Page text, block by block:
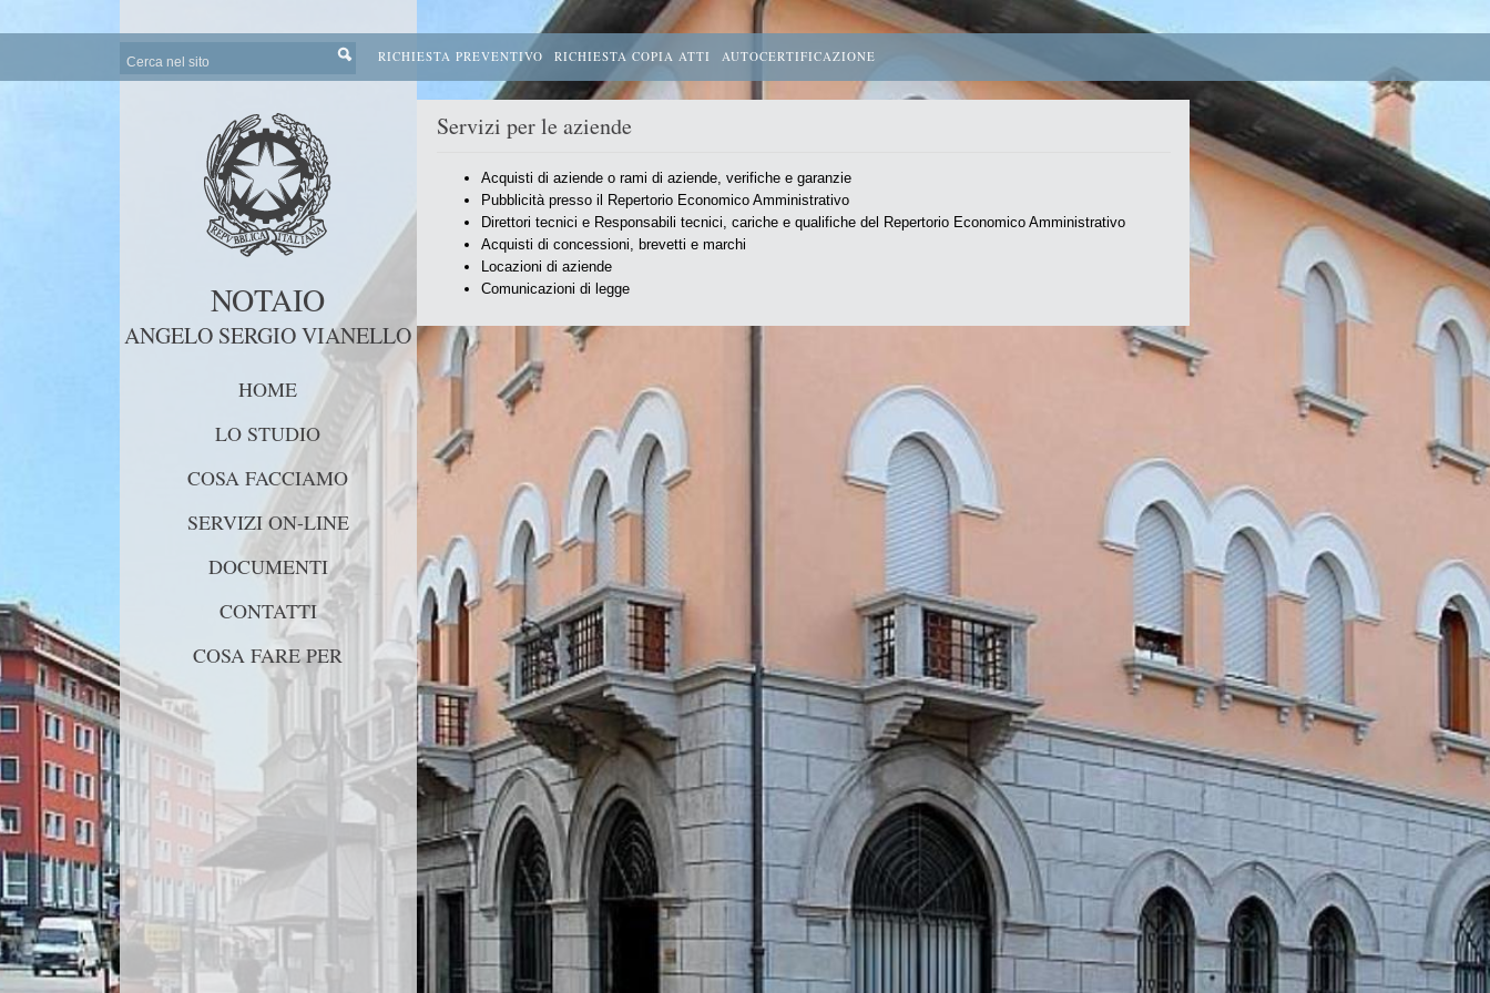
RICHIESTA PREVENTIVO RICHIESTA COPIA ATTI AUTOCERTIFICAZIONE
NOTAIO
ANGELO SERGIO VIANELLO
HOME
LO STUDIO
COSA FACCIAMO
SERVIZI ON-LINE
DOCUMENTI
CONTATTI
COSA FARE PER
Servizi per le aziende
Acquisti di aziende o rami di aziende, verifiche e garanzie
Pubblicità presso il Repertorio Economico Amministrativo
Direttori tecnici e Responsabili tecnici, cariche e qualifiche del Repertorio Economico Amministrativo
Acquisti di concessioni, brevetti e marchi
Locazioni di aziende
Comunicazioni di legge